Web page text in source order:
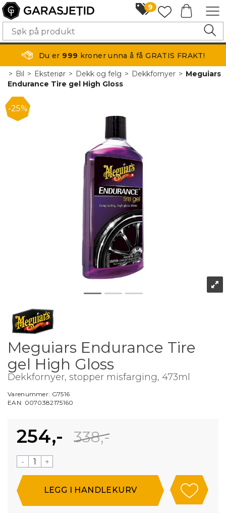
9
Du er 999 kroner unna å få GRATIS FRAKT!
> Bil> Eksteriør> Dekk og felg> Dekkfornyer>Meguiars
Endurance Tire gel High Gloss
25%
Meguiars Endurance Tire
gel High Gloss
Dekkfornyer, stopper misfarging, 473ml
Varenummer: G7516
EAN: 0070382175160
254,- 338,-
- +